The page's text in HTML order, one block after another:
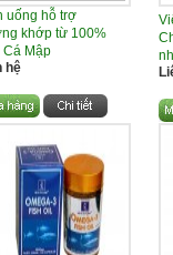
uống hỗ trợ
khớp từ 100%
Cá Mập
hệ